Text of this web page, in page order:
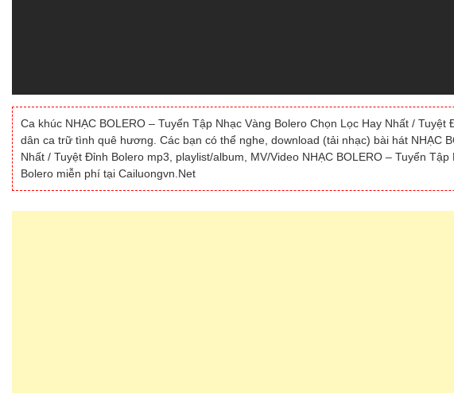
Ca khúc NHẠC BOLERO – Tuyển Tập Nhạc Vàng Bolero Chọn Lọc Hay Nhất /
dân ca trữ tình quê hương. Các bạn có thể nghe, download (tải nhạc) bài hát NHẠC
Nhất / Tuyệt Đỉnh Bolero mp3, playlist/album, MV/Video NHẠC BOLERO – Tuyển
Bolero miễn phí tại Cailuongvn.Net